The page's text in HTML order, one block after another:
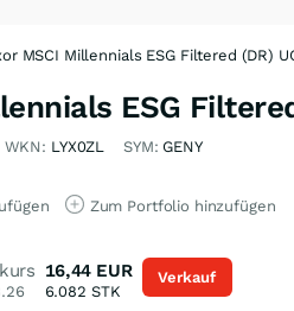
MSCI Millennials ESG Filtered (DR)
ESG
WKN: LYX0ZL SYM: GENY
Zum Portfolio hinzufügen
16,44 EUR
6.082 STK
Verkauf